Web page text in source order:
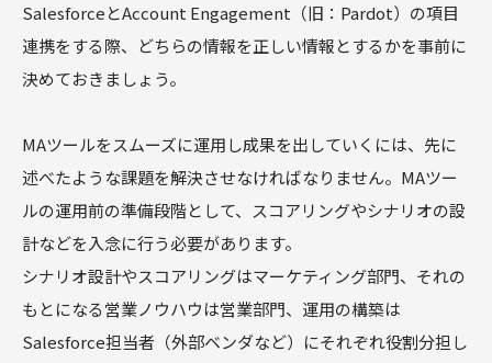
SalesforceとAccount Engagement（旧：Pardot）の項目
連携をする際、どちらの情報を正しい情報とするかを事前に
決めておきましょう。
MAツールをスムーズに運用し成果を出していくには、先に
述べたような課題を解決させなければなりません。MAツー
ルの運用前の準備段階として、スコアリングやシナリオの設
計などを入念に行う必要があります。
シナリオ設計やスコアリングはマーケティング部門、それの
もとになる営業ノウハウは営業部門、運用の構築は
Salesforce担当者（外部ベンダなど）にそれぞれ役割分担し